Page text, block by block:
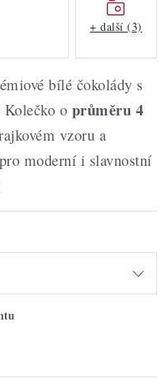
bílé čokolády s
Kolečko o průměru 4
vzoru a
moderní i slavnostní
+ další (3)